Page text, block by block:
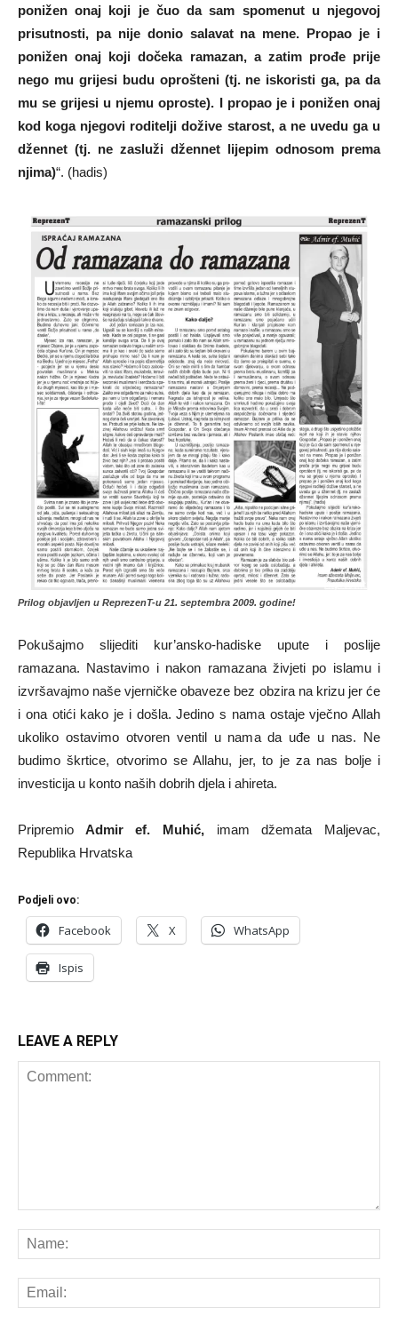
ponižen onaj koji je čuo da sam spomenut u njegovoj
prisutnosti, pa nije donio salavat na mene. Propao je i
ponižen onaj koji dočeka ramazan, a zatim prođe prije
nego mu grijesi budu oprošteni (tj. ne iskoristi ga, pa da
mu se grijesi u njemu oproste). I propao je i ponižen onaj
kod koga njegovi roditelji dožive starost, a ne uvedu ga u
džennet (tj. ne zasluži džennet lijepim odnosom prema
njima)“. (hadis)
Prilog objavljen u ReprezenT-u 21. septembra 2009. godine!
Pokušajmo slijediti kur’ansko-hadiske upute i poslije
ramazana. Nastavimo i nakon ramazana živjeti po islamu i
izvršavajmo naše vjerničke obaveze bez obzira na krizu jer će
i ona otići kako je i došla. Jedino s nama ostaje vječno Allah
ukoliko ostavimo otvoren ventil u nama da uđe u nas. Ne
budimo škrtice, otvorimo se Allahu, jer, to je za nas bolje i
investicija u konto naših dobrih djela i ahireta.
Pripremio Admir ef. Muhić, imam džemata Maljevac,
Republika Hrvatska
Podjeli ovo:
Facebook X WhatsApp
Ispis
LEAVE A REPLY